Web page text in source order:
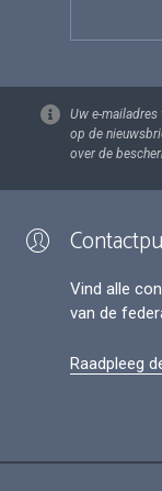
Uw e-
op de
over de
Vind alle
van de
Raadpleeg